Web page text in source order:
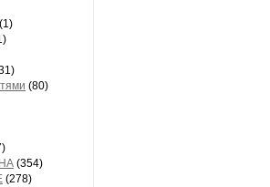
(1)
(80)
(354)
(278)